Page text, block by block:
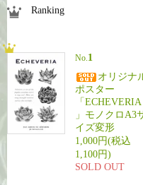
Ranking
No.1
オリジナ
ポスター
「ECHEVERIA
」モノクロA3
イズ変形
1,000円(税込
1,100円)
SOLD OUT